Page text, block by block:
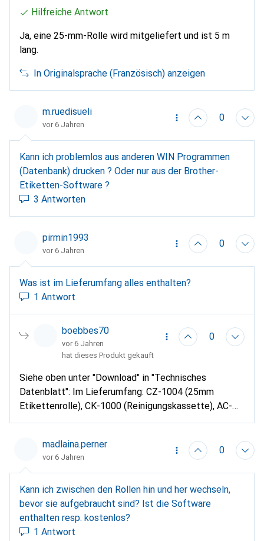
Hilfreiche Antwort
Ja, eine 25-mm-Rolle wird mitgeliefert und ist 5 m
lang.
In Originalsprache (Französisch) anzeigen
m.ruedisueli
vor 6 Jahren
0
Kann ich problemlos aus anderen WIN Programmen
(Datenbank) drucken ? Oder nur aus der Brother-
Etiketten-Software ?
3 Antworten
pirmin1993
vor 6 Jahren
0
Was ist im Lieferumfang alles enthalten?
1 Antwort
boebbes70
vor 6 Jahren
0
hat dieses Produkt gekauft
Siehe oben unter "Download" in "Technisches
Datenblatt": Im Lieferumfang: CZ-1004 (25mm
Etikettenrolle), CK-1000 (Reinigungskassette), AC-
Adapter, Netzkabel, USB-Kabel, Unterlagen (und
madlaina.perner
vor 6 Jahren
0
Kann ich zwischen den Rollen hin und her wechseln,
bevor sie aufgebraucht sind? Ist die Software
enthalten resp. kostenlos?
1 Antwort